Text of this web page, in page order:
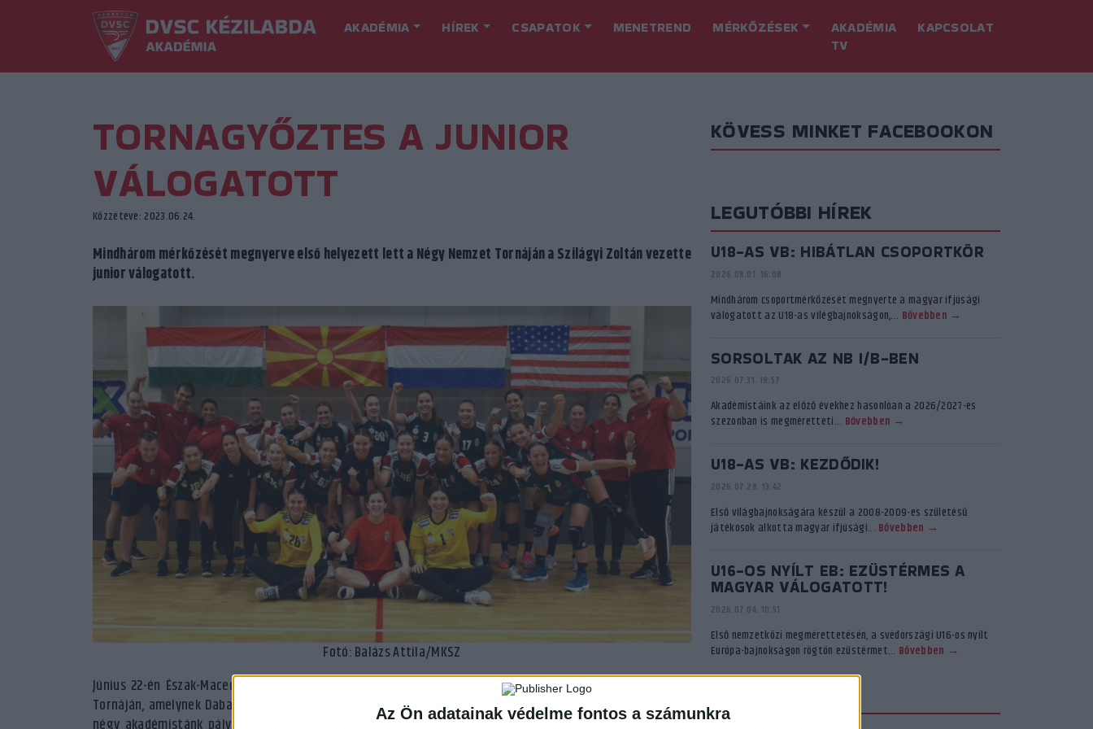
Az Ön adatainak védelme fontos a számunkra
AKADÉMIA HÍREK CSAPATOK MENETREND MÉRKŐZÉSEK
AKADÉMIA
TV
KAPCSOLAT
TORNAGYŐZTES A JUNIOR
VÁLOGATOTT
Közzétéve: 2023.06.24.
Mindhárom mérkőzését megnyerve első helyezett lett a Négy Nemzet Tornáján a Szilágyi Zoltán vezette
junior válogatott.
Fotó: Balázs Attila/MKSZ
Június 22-én Észak-Macedónia ellen kezdte meg szereplését a magyar junior válogatott a Négy Nemzet
Tornáján, amelynek Dabas adott otthont. Az első találkozón könnyedén nyertek a mieink 44–18-ra, mind a
KÖVESS MINKET FACEBOOKON
LEGUTÓBBI HÍREK
U18-AS VB: HIBÁTLAN CSOPORTKÖR
2026.08.01. 16:08
Mindhárom csoportmérkőzését megnyerte a magyar ifjúsági
válogatott az U18-as vilégbajnokságon,... Bővebben →
SORSOLTAK AZ NB I/B-BEN
2026.07.31. 19:57
Akadémistáink az előző évekhez hasonlóan a 2026/2027-es
szezonban is megméretteti... Bővebben →
U18-AS VB: KEZDŐDIK!
2026.07.28. 13:42
Első világbajnokságára készül a 2008-2009-es születésű
játékosok alkotta magyar ifjúsági... Bővebben →
U16-OS NYÍLT EB: EZÜSTÉRMES A
MAGYAR VÁLOGATOTT!
2026.07.04. 10:51
Első nemzetközi megmérettetésén, a svédországi U16-os nyílt
Európa-bajnokságon rögtön ezüstérmet... Bővebben →